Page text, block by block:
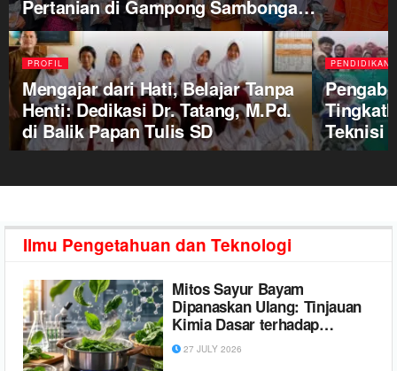
Pertanian di Gampong Sambongan
Baro
PROFIL
Mengajar dari Hati, Belajar Tanpa
Henti: Dedikasi Dr. Tatang, M.Pd.
di Balik Papan Tulis SD
PENDIDIKAN
Teknisi
Ilmu Pengetahuan dan Teknologi
Mitos Sayur Bayam
Dipanaskan Ulang: Tinjauan
Kimia Dasar terhadap
Oksidasi Vitamin C dan
Pembentukan Senyawa
27 JULY 2026